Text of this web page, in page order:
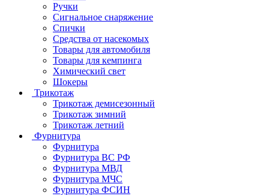
Ручки
Сигнальное снаряжение
Спички
Средства от насекомых
Товары для автомобиля
Товары для кемпинга
Химический свет
Шокеры
Трикотаж
Трикотаж демисезонный
Трикотаж зимний
Трикотаж летний
Фурнитура
Фурнитура
Фурнитура ВС РФ
Фурнитура МВД
Фурнитура МЧС
Фурнитура ФСИН